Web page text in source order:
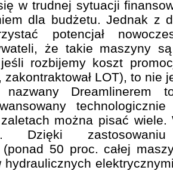
w trudnej sytuacji
dla budżetu. Jednak z
potencjał
że takie maszyny
rozbijemy koszt
LOT), to nie
Dreamlinerem
można pisać
Dzięki
(ponad 50 proc. całej
hydraulicznych